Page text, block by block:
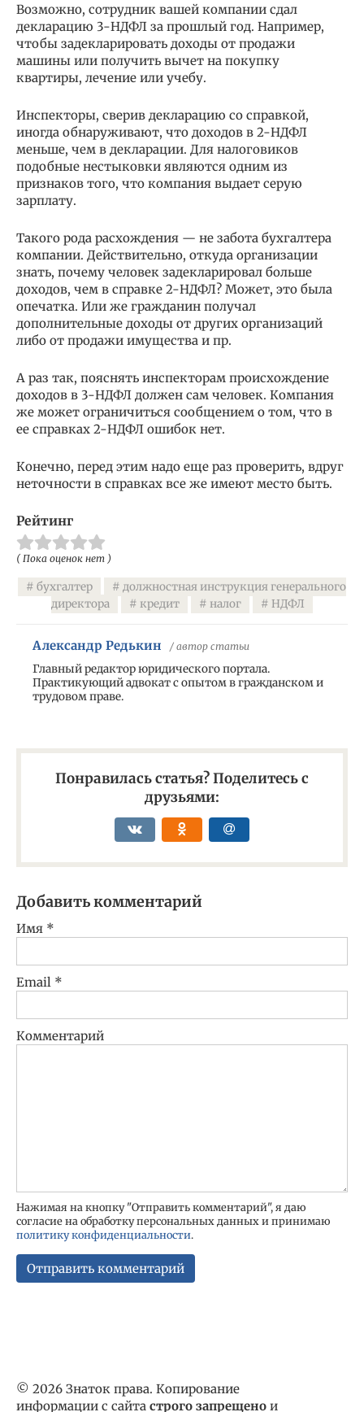
Возможно, сотрудник вашей компании сдал
декларацию 3-НДФЛ за прошлый год. Например,
чтобы задекларировать доходы от продажи
машины или получить вычет на покупку
квартиры, лечение или учебу.
Инспекторы, сверив декларацию со справкой,
иногда обнаруживают, что доходов в 2-НДФЛ
меньше, чем в декларации. Для налоговиков
подобные нестыковки являются одним из
признаков того, что компания выдает серую
зарплату.
Такого рода расхождения — не забота бухгалтера
компании. Действительно, откуда организации
знать, почему человек задекларировал больше
доходов, чем в справке 2-НДФЛ? Может, это была
опечатка. Или же гражданин получал
дополнительные доходы от других организаций
либо от продажи имущества и пр.
А раз так, пояснять инспекторам происхождение
доходов в 3-НДФЛ должен сам человек. Компания
же может ограничиться сообщением о том, что в
ее справках 2-НДФЛ ошибок нет.
Конечно, перед этим надо еще раз проверить, вдруг
неточности в справках все же имеют место быть.
Рейтинг
( Пока оценок нет )
бухгалтер
должностная инструкция генерального
директора
кредит налог НДФЛ
Александр Редькин / автор статьи
Главный редактор юридического портала.
Практикующий адвокат с опытом в гражданском и
трудовом праве.
Понравилась статья? Поделитесь с
друзьями:
Добавить комментарий
Имя *
Email *
Комментарий
Нажимая на кнопку "Отправить комментарий", я даю
согласие на обработку персональных данных и принимаю
политику конфиденциальности.
© 2026 Знаток права. Копирование
информации с сайта строго запрещено и